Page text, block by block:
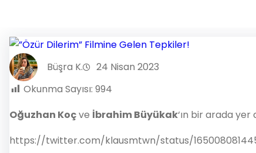
Büşra K.
24 Nisan 2023
Okunma Sayısı: 994
Oğuzhan Koçve İbrahim Büyükak‘ın bir arada yer
https://twitter.com/klausmtwn/status/